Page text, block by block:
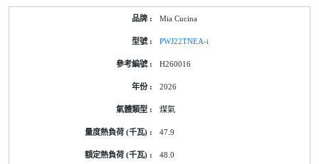
Mia Cucina
PWJ22TNEA-i
H260016
2026
煤氣
47.9
48.0